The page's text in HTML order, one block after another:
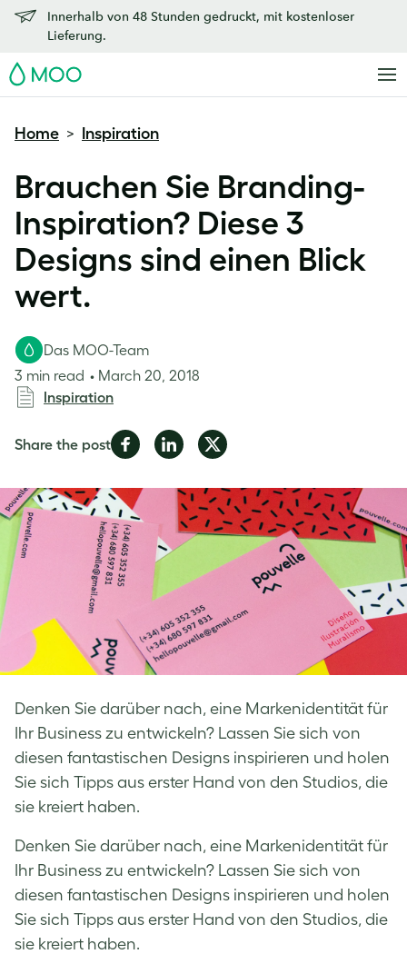
Innerhalb von 48 Stunden gedruckt, mit kostenloser
Lieferung.
MOO
Home > Inspiration
Brauchen Sie Branding-
Inspiration? Diese 3
Designs sind einen Blick
wert.
Denken Sie darüber nach, eine Markenidentität für
Ihr Business zu entwickeln? Lassen Sie sich von
diesen fantastischen Designs inspirieren und holen
Sie sich Tipps aus erster Hand von den Studios, die
sie kreiert haben.
Das MOO-Team
3 min read
March 20, 2018
Inspiration
Share the postShare
Facebook
Share
LinkedIn
Share
Twitter
Denken Sie darüber nach, eine Markenidentität für
Ihr Business zu entwickeln? Lassen Sie sich von
diesen fantastischen Designs inspirieren und holen
Sie sich Tipps aus erster Hand von den Studios, die
sie kreiert haben.